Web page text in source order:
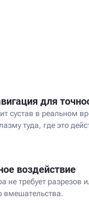
для
сустав в реальном
туда, где это
воздействие
не требует разрезов
вмешательства.